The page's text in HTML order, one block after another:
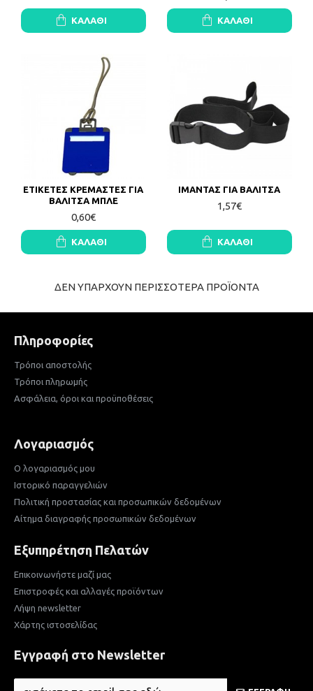
ΚΑΛΆΘΙ ΚΑΛΆΘΙ
ΕΤΙΚΕΤΕΣ ΚΡΕΜΑΣΤΕΣ ΓΙΑ
ΒΑΛΙΤΣΑ ΜΠΛΕ
0,60€
ΚΑΛΆΘΙ
ΙΜΑΝΤΑΣ ΓΙΑ ΒΑΛΙΤΣΑ
1,57€
ΚΑΛΆΘΙ
ΔΕΝ ΥΠΑΡΧΟΥΝ ΠΕΡΙΣΣΟΤΕΡΑ ΠΡΟΪΟΝΤΑ
Πληροφορίες
Τρόποι αποστολής
Τρόποι πληρωμής
Ασφάλεια, όροι και προϋποθέσεις
Λογαριασμός
Ο λογαριασμός μου
Ιστορικό παραγγελιών
Πολιτική προστασίας και προσωπικών δεδομένων
Αίτημα διαγραφής προσωπικών δεδομένων
Εξυπηρέτηση Πελατών
Επικοινωνήστε μαζί μας
Επιστροφές και αλλαγές προϊόντων
Λήψη newsletter
Χάρτης ιστοσελίδας
Εγγραφή στο Newsletter